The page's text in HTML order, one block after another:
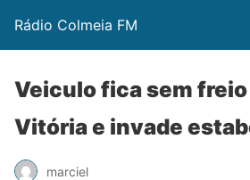
Rádio Colmeia FM
Veiculo fica sem freio
Vitória e invade
marciel